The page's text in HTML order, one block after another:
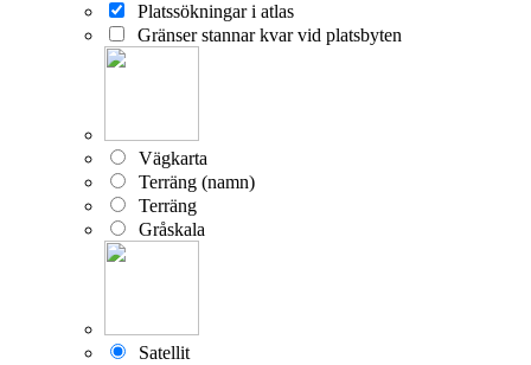
Platssökningar i atlas
Gränser stannar kvar vid platsbyten
Vägkarta
Terräng (namn)
Terräng
Gråskala
Satellit